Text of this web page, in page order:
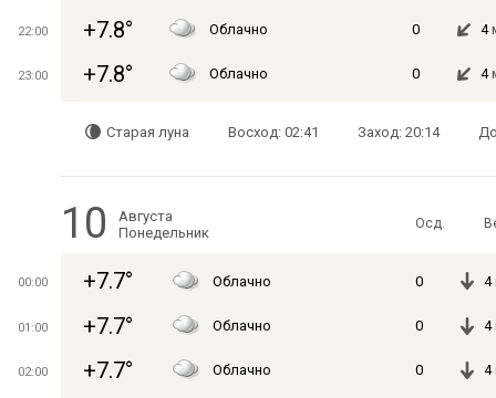
22:00 +7.8° Облачно 0 4
23:00 +7.8° Облачно 0 4
Старая луна Восход: 02:41 Заход: 20:14
10
Августа
Понедельник
Осд.
00:00 +7.7° Облачно 0 4
01:00 +7.7° Облачно 0 4
02:00 +7.7° Облачно 0 4